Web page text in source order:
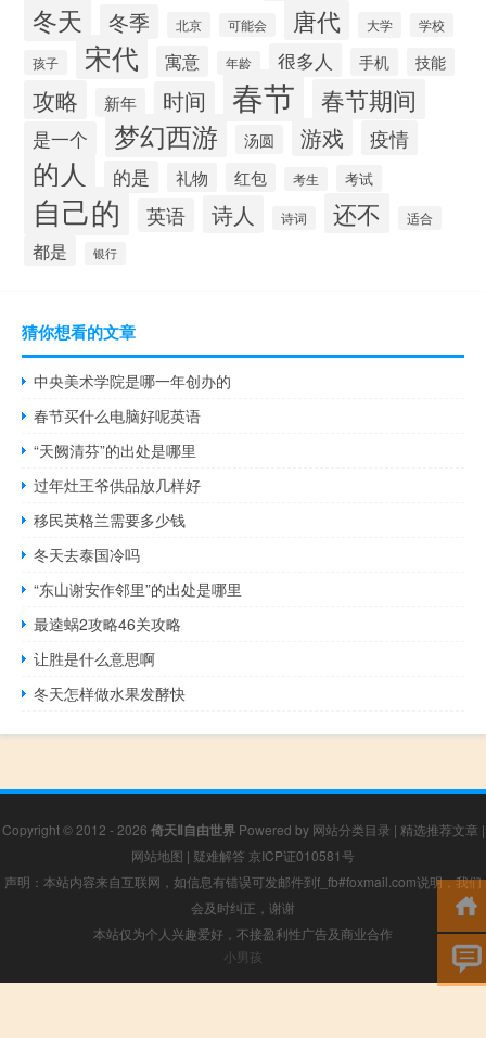
冬天 冬季 北京 可能会 唐代 大学 学校
孩子 宋代 寓意 年龄 很多人 手机 技能
攻略 新年 时间 春节 春节期间
是一个 梦幻西游 汤圆 游戏 疫情
的人 的是 礼物 红包 考生 考试
自己的 英语 诗人 诗词 还不 适合
都是 银行
猜你想看的文章
中央美术学院是哪一年创办的
春节买什么电脑好呢英语
“天阙清芬”的出处是哪里
过年灶王爷供品放几样好
移民英格兰需要多少钱
冬天去泰国冷吗
“东山谢安作邻里”的出处是哪里
最逵蜗2攻略46关攻略
让胜是什么意思啊
冬天怎样做水果发酵快
Copyright © 2012 - 2026 倚天Ⅱ自由世界Powered by 网站分类目录 | 精选推荐文章 |
网站地图 | 疑难解答 京ICP证010581号
声明：本站内容来自互联网，如信息有错误可发邮件到f_fb#foxmail.com说明，我们
会及时纠正，谢谢
本站仅为个人兴趣爱好，不接盈利性广告及商业合作
小男孩